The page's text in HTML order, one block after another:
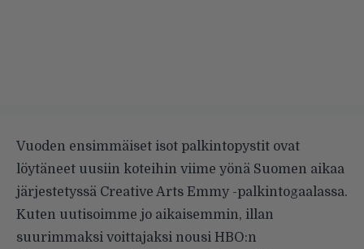
Vuoden ensimmäiset isot palkintopystit ovat
löytäneet uusiin koteihin viime yönä Suomen aikaa
järjestetyssä Creative Arts Emmy -palkintogaalassa.
Kuten uutisoimme jo aikaisemmin, illan
suurimmaksi voittajaksi nousi HBO:n